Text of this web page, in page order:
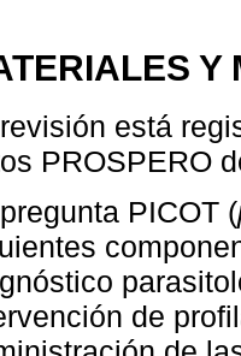
Y
está
PROSPERO
PICOT (
de